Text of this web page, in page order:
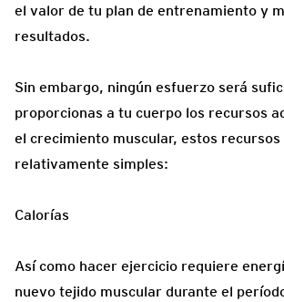
el valor de tu plan de entrenamiento y
resultados.
Sin embargo, ningún esfuerzo será
proporcionas a tu cuerpo los recursos
el crecimiento muscular, estos recursos
relativamente simples:
Calorías
Así como hacer ejercicio requiere
nuevo tejido muscular durante el